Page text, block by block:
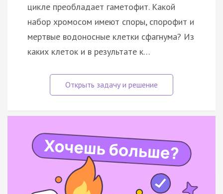
цикле преобладает гаметофит. Какой
набор хромосом имеют споры, спорофит и
мертвые водоносные клетки сфагнума? Из
каких клеток и в результате к…